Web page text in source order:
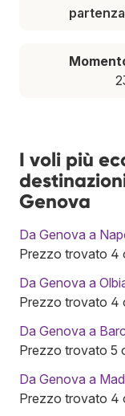
partenza
I voli più
Genova
Da Genova a
Prezzo trovato 4
Da Genova a
Prezzo trovato 4
Da Genova a
Prezzo trovato 5
Da Genova a
Prezzo trovato 4